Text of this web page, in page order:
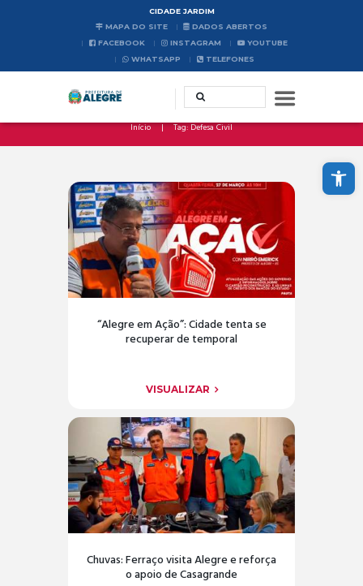
Abrir a barra de ferramentas
CIDADE JARDIM
MAPA DO SITE
DADOS ABERTOS
FACEBOOK
INSTAGRAM
YOUTUBE
WHATSAPP
TELEFONES
Início Tag: Defesa Civil
“Alegre em Ação”: Cidade tenta se
recuperar de temporal
VISUALIZAR
Chuvas: Ferraço visita Alegre e reforça
o apoio de Casagrande